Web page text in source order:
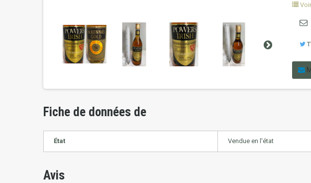
Fiche de données de
État Vendue en l'état
Avis